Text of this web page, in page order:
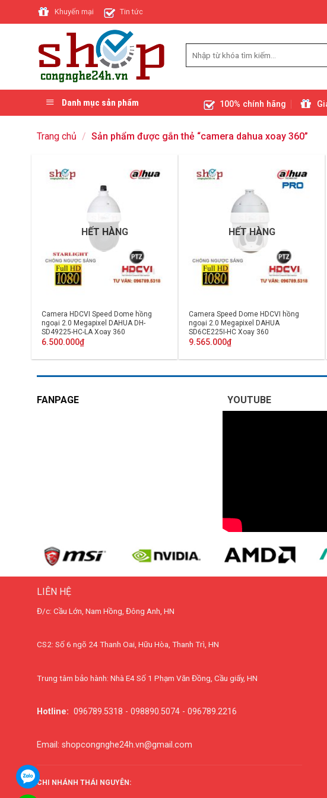
to
Khuyến mại Tin tức
Danh mục sản phẩm 100% chính hãng
Trang chủ / Sản phẩm được gắn thẻ “camera dahua xoay 360”
HẾT HÀNG
Camera HDCVI Speed Dome hồng
ngoại 2.0 Megapixel DAHUA DH-
SD49225-HC-LA Xoay 360
6.500.000₫
HẾT HÀNG
Camera Speed Dome HDCVI hồng
ngoại 2.0 Megapixel DAHUA
SD6CE225I-HC Xoay 360
9.565.000₫
FANPAGE YOUTUBE
LIÊN HỆ
Đ/c: Cầu Lớn, Nam Hồng, Đông Anh, HN
CS2: Số 6 ngõ 24 Thanh Oai, Hữu Hòa, Thanh Trì, HN
Trung tâm bảo hành: Nhà E4 Số 1 Phạm Văn Đồng, Cầu giấy, HN
Hotline: 096789.5318 - 098890.5074 - 096789.2216
Email: shopcongnghe24h.vn@gmail.com
CHI NHÁNH THÁI NGUYÊN: